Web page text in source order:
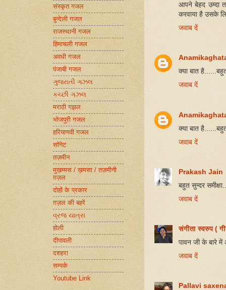
आपने बेहद उम्दा
करवाया है उसके
जवाब दें
क्या बात
जवाब दें
क्या बात
जवाब दें
Prakash Jain
बहुत सुन्दर
जवाब दें
संगीता स्वरुप (
पावन जी के बारे
जवाब दें
Pallavi
संस्कृत गजल
बुन्देली गजल
राजस्थानी गजल
हिमाचली गजल
अवधी गजल
पंजाबी गजल
ગુજરાતી ગઝલ
કચ્છી ગઝલ
मराठी गझल
भोजपुरी गजल
हरियाणवी गजल
सॉनेट
तज़मीन
मुख़म्मस / ख़मसा / तज़मीनी
ग़ज़ल
दोहों के प्रकार
ग़ज़ल की बहरें
વ્રજ યાત્રા
होली
दीपावली
दशहरा
सम्पर्क
Youtube Link